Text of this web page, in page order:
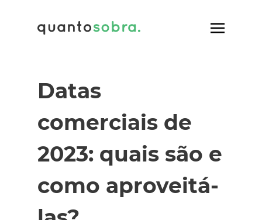
Datas
comerciais de
2023: quais são e
como aproveitá-